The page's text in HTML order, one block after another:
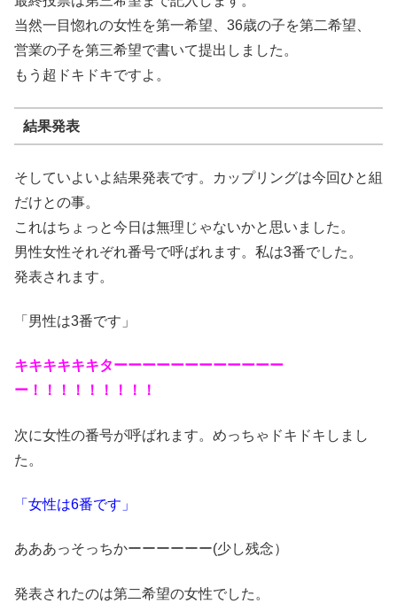
当然一目惚れの女性を第一希望、36歳の子を第二希望、
営業の子を第三希望で書いて提出しました。
もう超ドキドキですよ。
結果発表
そしていよいよ結果発表です。カップリングは今回ひと組
だけとの事。
これはちょっと今日は無理じゃないかと思いました。
男性女性それぞれ番号で呼ばれます。私は3番でした。
発表されます。
「男性は3番です」
キキキキキキターーーーーーーーーーーー
ー！！！！！！！！！
次に女性の番号が呼ばれます。めっちゃドキドキしまし
た。
「女性は6番です」
あああっそっちかーーーーーー(少し残念）
発表されたのは第二希望の女性でした。